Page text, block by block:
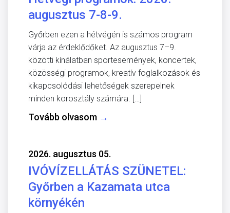
augusztus 7-8-9.
Győrben ezen a hétvégén is számos program
várja az érdeklődőket. Az augusztus 7–9.
közötti kínálatban sportesemények, koncertek,
közösségi programok, kreatív foglalkozások és
kikapcsolódási lehetőségek szerepelnek
minden korosztály számára. […]
Tovább olvasom →
2026. augusztus 05.
IVÓVÍZELLÁTÁS SZÜNETEL:
Győrben a Kazamata utca
környékén